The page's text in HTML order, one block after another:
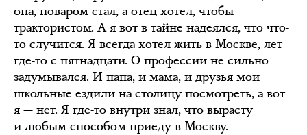
она, поваром стал, а отец хотел, чтобы
трактористом. А я вот в тайне надеялся, что что-
то случится. Я всегда хотел жить в Москве, лет
где-то с пятнадцати. О профессии не сильно
задумывался. И папа, и мама, и друзья мои
школьные ездили на столицу посмотреть, а вот
я — нет. Я где-то внутри знал, что вырасту
и любым способом приеду в Москву.